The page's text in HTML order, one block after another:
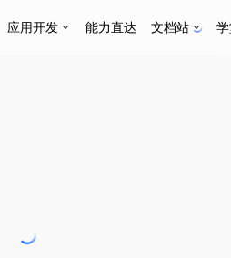
应用开发 能力直达 文档站